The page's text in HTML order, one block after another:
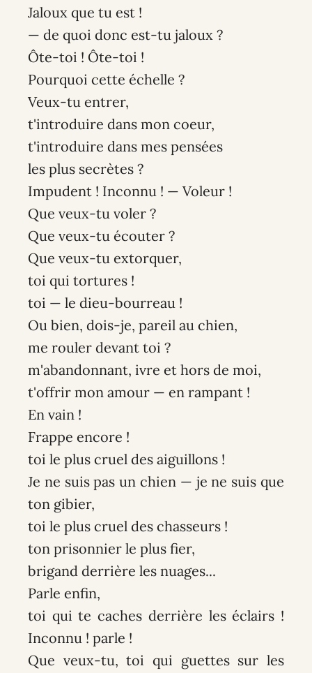
Jaloux que tu est !
— de quoi donc est-tu jaloux ?
Ôte-toi ! Ôte-toi !
Pourquoi cette échelle ?
Veux-tu entrer,
t'introduire dans mon coeur,
t'introduire dans mes pensées
les plus secrètes ?
Impudent ! Inconnu ! — Voleur !
Que veux-tu voler ?
Que veux-tu écouter ?
Que veux-tu extorquer,
toi qui tortures !
toi — le dieu-bourreau !
Ou bien, dois-je, pareil au chien,
me rouler devant toi ?
m'abandonnant, ivre et hors de moi,
t'offrir mon amour — en rampant !
En vain !
Frappe encore !
toi le plus cruel des aiguillons !
Je ne suis pas un chien — je ne suis que
ton gibier,
toi le plus cruel des chasseurs !
ton prisonnier le plus fier,
brigand derrière les nuages...
Parle enfin,
toi qui te caches derrière les éclairs !
Inconnu ! parle !
Que veux-tu, toi qui guettes sur les